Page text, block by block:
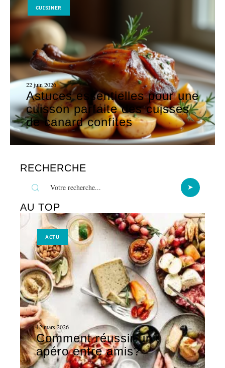
CUISINER
22 juin 2026
Astuces essentielles pour une
cuisson parfaite des cuisses
de canard confites
RECHERCHE
AU TOP
ACTU
12 mars 2026
Comment réussir un
apéro entre amis?